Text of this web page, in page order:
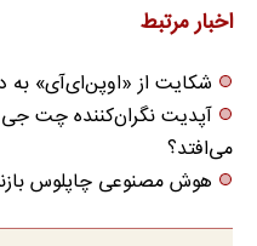
اخبار مرتبط
شکایت از «اوپن‌ای‌آی»
آپدیت نگران‌کننده چت
می‌افتد؟
هوش مصنوعی چاپلوس